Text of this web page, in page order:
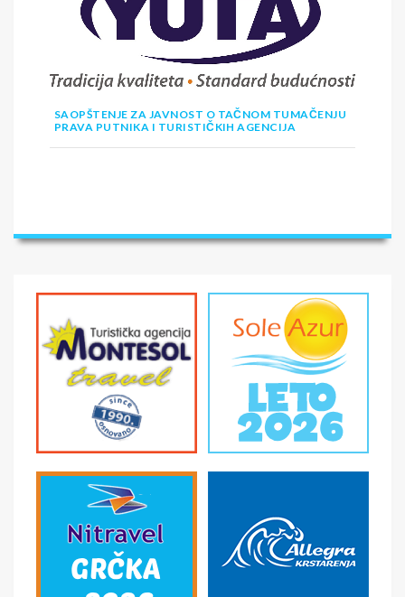
SAOPŠTENJE ZA JAVNOST O TAČNOM TUMAČENJU
PRAVA PUTNIKA I TURISTIČKIH AGENCIJA